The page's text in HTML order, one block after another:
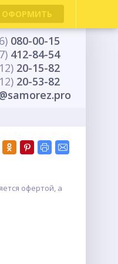
080-00-15
412-84-54
20-15-82
20-53-82
офертой, а
ОФОРМИТЬ